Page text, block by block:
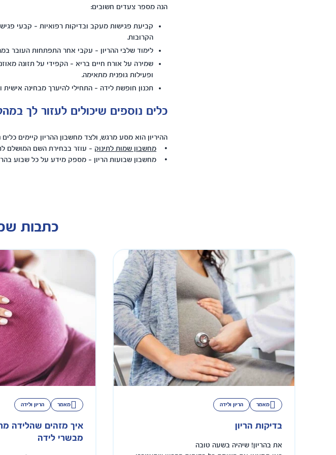
הנה מספר צעדים חשובים:
קביעת פגישות מעקב ובדיקות רפואיות – קבעי
הקרובות.
לימוד שלבי ההריון – עקבי אחר התפתחות העובר
שמירה על אורח חיים בריא – הקפידי על תזונה
ופעילות גופנית מתאימה.
תכנון חופשת לידה – התחילי להיערך מבחינה אישית
כלים נוספים שיכולים לעזור לך
ההיריון הוא מסע מרגש, ולצד מחשבון ההריון קיימים כלים
• מחשבון שמות לתינוק – עוזר בבחירת השם המושלם
• מחשבון שבועות הריון – מספק מידע על כל שבוע
כתבות
מאמר הריון ולידה
בדיקות הריון
את בהריון! שיהיה בשעה טובה
מאמר הריון ולידה
איך מזהים שהלידה
מבשרי לידה